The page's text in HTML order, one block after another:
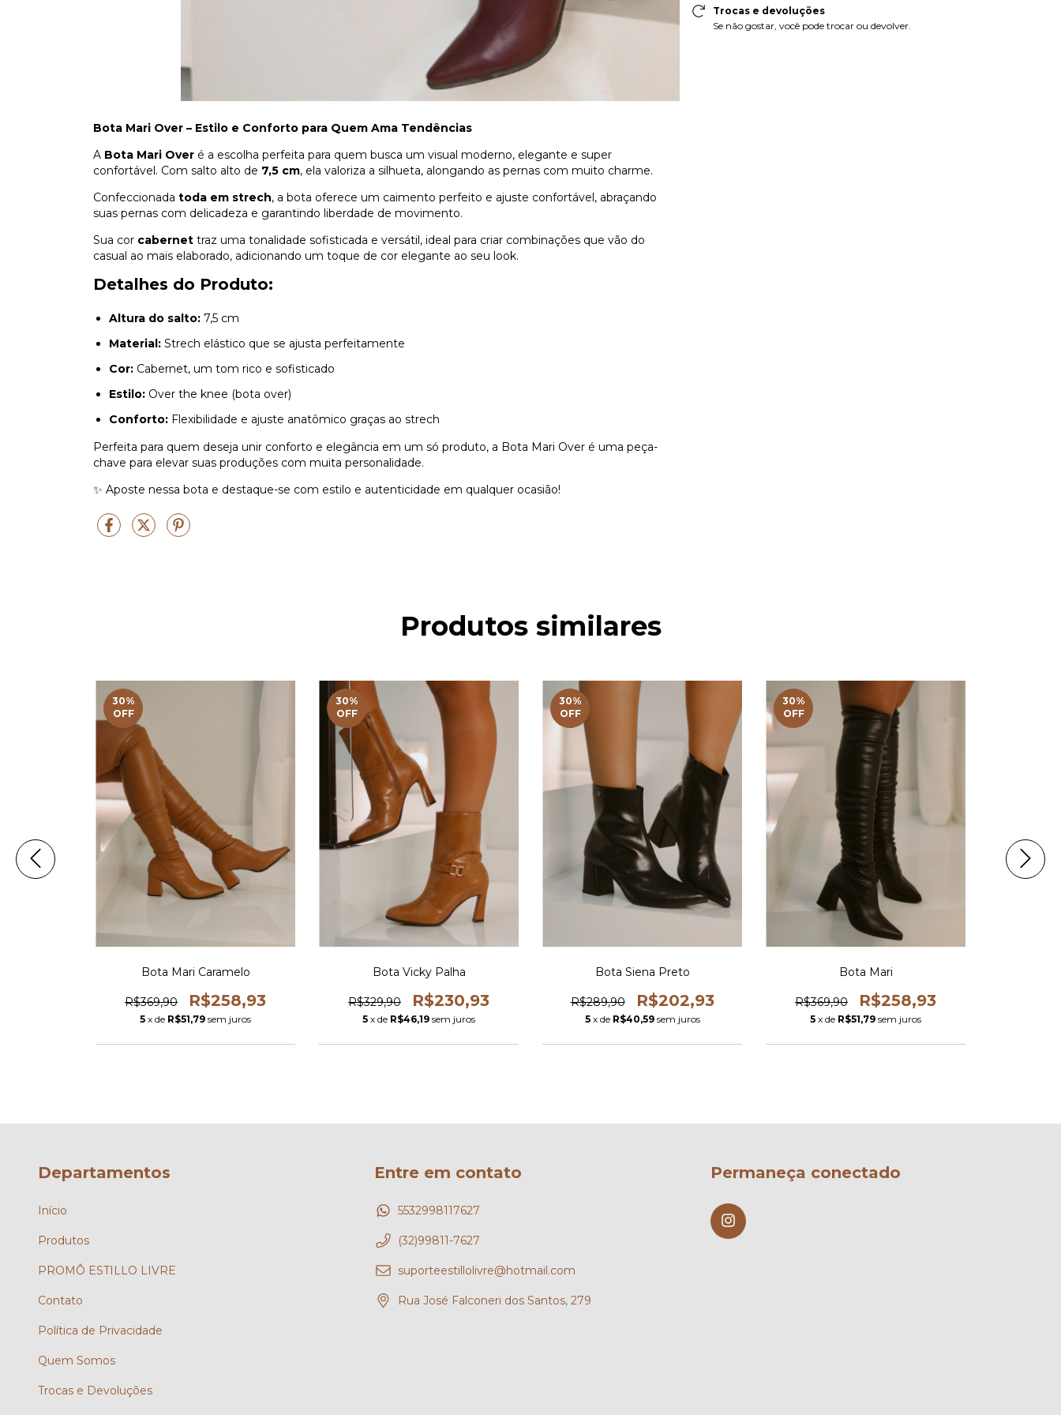
Bota Mari Over – Estilo e Conforto para Quem Ama Tendências
A Bota Mari Over é a escolha perfeita para quem busca um visual moderno, elegante e super
confortável. Com salto alto de 7,5 cm, ela valoriza a silhueta, alongando as pernas com muito charme.
Confeccionada toda em strech, a bota oferece um caimento perfeito e ajuste confortável, abraçando
suas pernas com delicadeza e garantindo liberdade de movimento.
Sua cor cabernet traz uma tonalidade sofisticada e versátil, ideal para criar combinações que vão do
casual ao mais elaborado, adicionando um toque de cor elegante ao seu look.
Detalhes do Produto:
Altura do salto: 7,5 cm
Material: Strech elástico que se ajusta perfeitamente
Cor: Cabernet, um tom rico e sofisticado
Estilo: Over the knee (bota over)
Conforto: Flexibilidade e ajuste anatômico graças ao strech
Perfeita para quem deseja unir conforto e elegância em um só produto, a Bota Mari Over é uma peça-
chave para elevar suas produções com muita personalidade.
✨ Aposte nessa bota e destaque-se com estilo e autenticidade em qualquer ocasião!
Trocas e devoluções
Se não gostar, você pode trocar ou devolver.
Produtos similares
30%
OFF
Bota Mari Caramelo
R$369,90 R$258,93
5 x de R$51,79 sem juros
30%
OFF
Bota Vicky Palha
R$329,90 R$230,93
5 x de R$46,19 sem juros
30%
OFF
Bota Siena Preto
R$289,90 R$202,93
5 x de R$40,59 sem juros
30%
OFF
Bota Mari
R$369,90 R$258,93
5 x de R$51,79 sem juros
Departamentos
Início
Produtos
PROMÔ ESTILLO LIVRE
Contato
Política de Privacidade
Quem Somos
Trocas e Devoluções
Entre em contato
5532998117627
(32)99811-7627
suporteestillolivre@hotmail.com
Rua José Falconeri dos Santos, 279
Permaneça conectado